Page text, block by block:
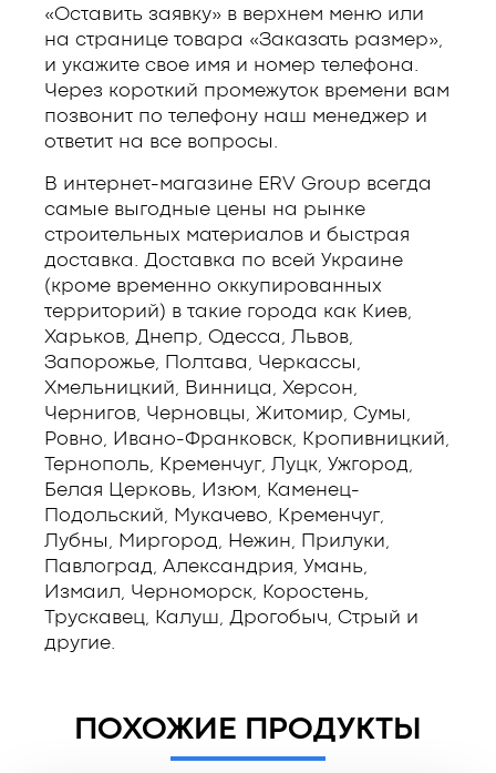
«Оставить заявку» в верхнем меню или
на странице товара «Заказать размер»,
и укажите свое имя и номер телефона.
Через короткий промежуток времени вам
позвонит по телефону наш менеджер и
ответит на все вопросы.
В интернет-магазине ERV Group всегда
самые выгодные цены на рынке
строительных материалов и быстрая
доставка. Доставка по всей Украине
(кроме временно оккупированных
территорий) в такие города как Киев,
Харьков, Днепр, Одесса, Львов,
Запорожье, Полтава, Черкассы,
Хмельницкий, Винница, Херсон,
Чернигов, Черновцы, Житомир, Сумы,
Ровно, Ивано-Франковск, Кропивницкий,
Тернополь, Кременчуг, Луцк, Ужгород,
Белая Церковь, Изюм, Каменец-
Подольский, Мукачево, Кременчуг,
Лубны, Миргород, Нежин, Прилуки,
Павлоград, Александрия, Умань,
Измаил, Черноморск, Коростень,
Трускавец, Калуш, Дрогобыч, Стрый и
другие.
ПОХОЖИЕ ПРОДУКТЫ